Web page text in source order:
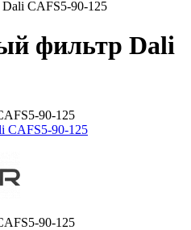
CAFS5-90-125
фильтр Dali
90-125
90-125